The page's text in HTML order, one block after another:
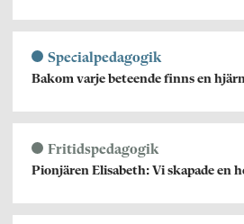
Specialpedagogik
Bakom varje beteende finns en
Fritidspedagogik
Pionjären Elisabeth: Vi skapade en